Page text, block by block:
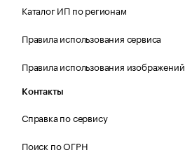
Каталог ИП по регионам
Правила использования сервиса
Правила использования изображений
Контакты
Справка по сервису
Поиск по ОГРН